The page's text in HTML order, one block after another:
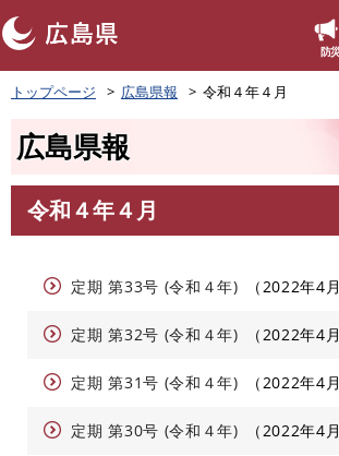
ペ
ー
頭
す
防災
トップページ 広島県報 令和４年４月
広島県報
文
令和４年４月
定期 第33号 (令和４年) 2022年4
定期 第32号 (令和４年) 2022年4
定期 第31号 (令和４年) 2022年4
定期 第30号 (令和４年) 2022年4